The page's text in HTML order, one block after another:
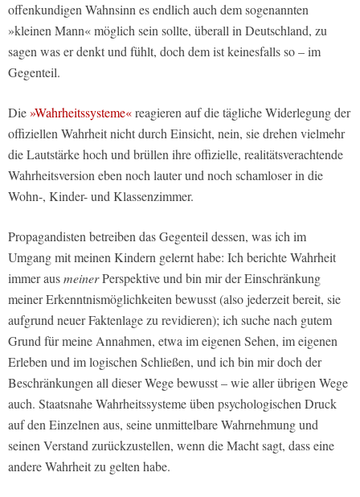
offenkundigen Wahnsinn es endlich auch dem sogenannten
»kleinen Mann« möglich sein sollte, überall in Deutschland, zu
sagen was er denkt und fühlt, doch dem ist keinesfalls so – im
Gegenteil.
Die»Wahrheitssysteme«reagieren auf die tägliche Widerlegung der
offiziellen Wahrheit nicht durch Einsicht, nein, sie drehen vielmehr
die Lautstärke hoch und brüllen ihre offizielle, realitätsverachtende
Wahrheitsversion eben noch lauter und noch schamloser in die
Wohn-, Kinder- und Klassenzimmer.
Propagandisten betreiben das Gegenteil dessen, was ich im
Umgang mit meinen Kindern gelernt habe: Ich berichte Wahrheit
immer ausmeinerPerspektive und bin mir der Einschränkung
meiner Erkenntnismöglichkeiten bewusst (also jederzeit bereit, sie
aufgrund neuer Faktenlage zu revidieren); ich suche nach gutem
Grund für meine Annahmen, etwa im eigenen Sehen, im eigenen
Erleben und im logischen Schließen, und ich bin mir doch der
Beschränkungen all dieser Wege bewusst – wie aller übrigen Wege
auch. Staatsnahe Wahrheitssysteme üben psychologischen Druck
auf den Einzelnen aus, seine unmittelbare Wahrnehmung und
seinen Verstand zurückzustellen, wenn die Macht sagt, dass eine
andere Wahrheit zu gelten habe.